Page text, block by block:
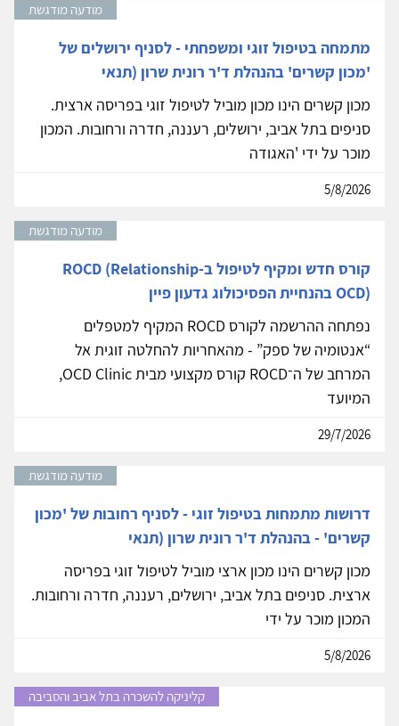
מודעה מודגשת
מתמחה בטיפול זוגי ומשפחתי - לסניף ירושלים של
'מכון קשרים' בהנהלת ד'ר רונית שרון (תנאי
מכון קשרים הינו מכון מוביל לטיפול זוגי בפריסה ארצית.
סניפים בתל אביב, ירושלים, רעננה, חדרה ורחובות. המכון
מוכר על ידי 'האגודה
5/8/2026
מודעה מודגשת
קורס חדש ומקיף לטיפול ב-ROCD (Relationship
OCD) בהנחיית הפסיכולוג גדעון פיין
נפתחה ההרשמה לקורס ROCD המקיף למטפלים
“אנטומיה של ספק” - מהאחריות להחלטה זוגית אל
המרחב של ה־ROCD קורס מקצועי מבית OCD Clinic,
המיועד
29/7/2026
מודעה מודגשת
דרושות מתמחות בטיפול זוגי - לסניף רחובות של 'מכון
קשרים' - בהנהלת ד'ר רונית שרון (תנאי
מכון קשרים הינו מכון ארצי מוביל לטיפול זוגי בפריסה
ארצית. סניפים בתל אביב, ירושלים, רעננה, חדרה ורחובות.
המכון מוכר על ידי
5/8/2026
קליניקה להשכרה בתל אביב והסביבה